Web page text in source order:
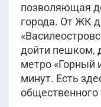
позволяющая
города. От ЖК
дойти пешком,
метро «Горный
минут. Есть
общественного